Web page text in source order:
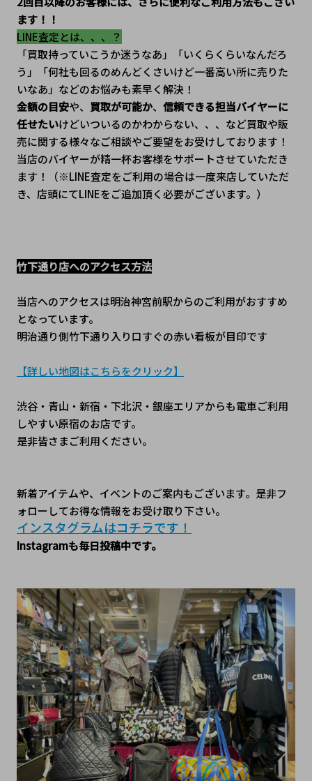
ます！！
LINE査定とは、、、？
「買取持っていこうか迷うなあ」「いくらくらいなんだろ
う」「何社も回るのめんどくさいけど一番高い所に売りた
いなあ」などのお悩みも素早く解決！
金額の目安や、 買取が可能か、 信頼できる担当バイヤーに
任せたいけどいついるのかわからない、、、など買取や販
売に関する様々なご相談やご要望をお受けしております！
当店のバイヤーが精一杯お客様をサポートさせていただき
ます！（※LINE査定をご利用の場合は一度来店していただ
き、店頭にてLINEをご追加頂く必要がございます。）
竹下通り店へのアクセス方法
当店へのアクセスは明治神宮前駅からのご利用がおすすめ
となっています。
明治通り側竹下通り入り口すぐの赤い看板が目印です
【詳しい地図はこちらをクリック】
渋谷・青山・新宿・下北沢・銀座エリアからも電車ご利用
しやすい原宿のお店です。
是非皆さまご利用ください。
新着アイテムや、イベントのご案内もございます。是非フ
ォローしてお得な情報をお受け取り下さい。
インスタグラムはコチラです！﻿
Instagramも毎日投稿中です。